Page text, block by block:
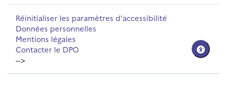
Réinitialiser les paramètres d'accessibilité
Données personnelles
Mentions légales
Contacter le DPO
-->